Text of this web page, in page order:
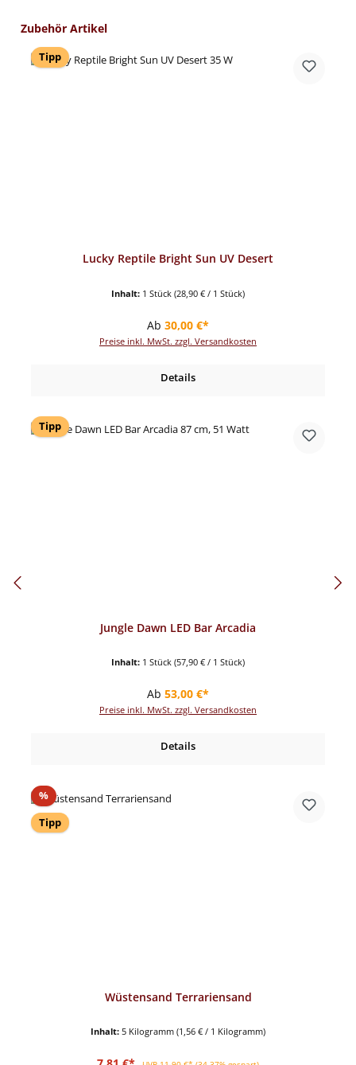
Produktgalerie überspringen
Zubehör Artikel
Tipp
Lucky Reptile Bright Sun UV Desert
Inhalt: 1 Stück (28,90 € / 1 Stück)
Regulärer Preis:
Ab 30,00 €*
Preise inkl. MwSt. zzgl. Versandkosten
Details
Tipp
Jungle Dawn LED Bar Arcadia
Inhalt: 1 Stück (57,90 € / 1 Stück)
Regulärer Preis:
Ab 53,00 €*
Preise inkl. MwSt. zzgl. Versandkosten
Details
%Rabatt
Tipp
Wüstensand Terrariensand
Inhalt: 5 Kilogramm (1,56 € / 1 Kilogramm)
Regulärer Preis: